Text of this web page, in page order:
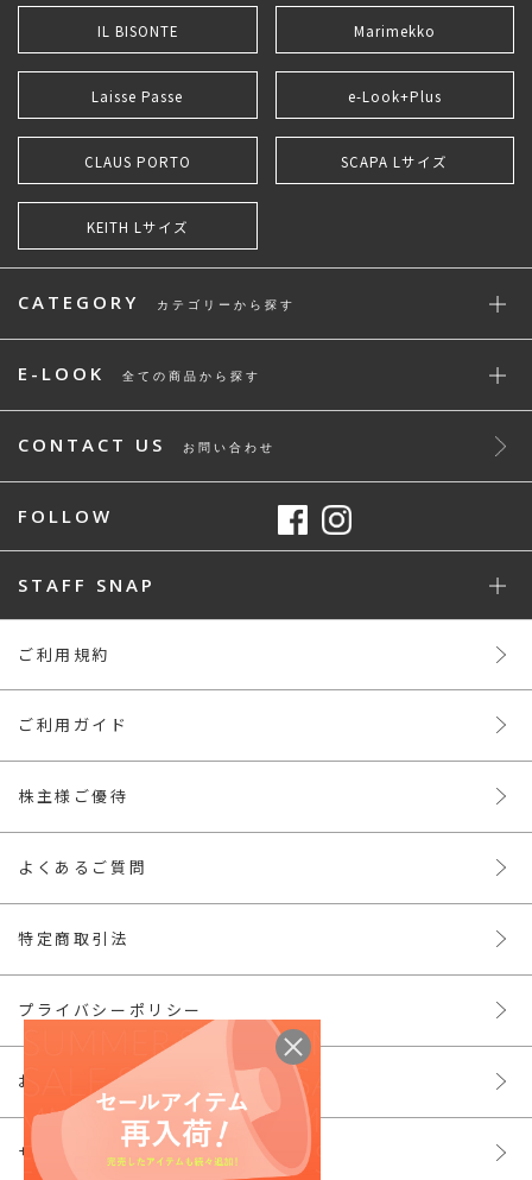
IL BISONTE Marimekko
Laisse Passe e-Look+Plus
CLAUS PORTO SCAPA Lサイズ
KEITH Lサイズ
CATEGORY カテゴリーから探す
E-LOOK 全ての商品から探す
CONTACT US お問い合わせ
FOLLOW
STAFF SNAP
ご利用規約
ご利用ガイド
株主様ご優待
よくあるご質問
特定商取引法
プライバシーポリシー
お問い合わせ
サイトマップ